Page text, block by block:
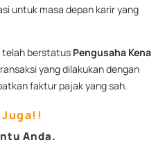
untuk masa depan karir yang
telah berstatus Pengusaha Kena
yang dilakukan dengan
faktur pajak yang sah.
Anda.